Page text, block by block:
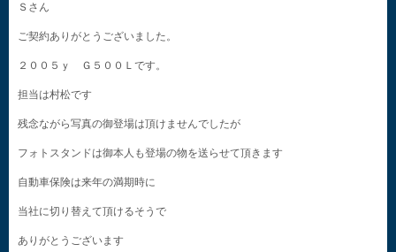
Ｓさん
ご契約ありがとうございました。
２００５ｙ Ｇ５００Ｌです。
担当は村松です
残念ながら写真の御登場は頂けませんでしたが
フォトスタンドは御本人も登場の物を送らせて頂きます
自動車保険は来年の満期時に
当社に切り替えて頂けるそうで
ありがとうございます